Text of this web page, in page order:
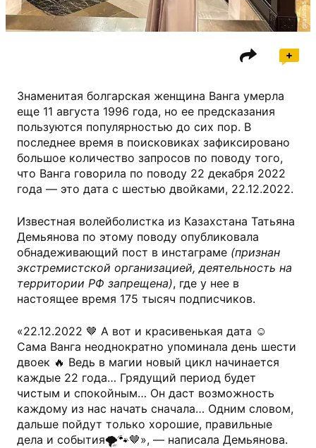
@tatarka5
Знаменитая болгарская женщина Ванга умерла
еще 11 августа 1996 года, но ее предсказания
пользуются популярностью до сих пор. В
последнее время в поисковиках зафиксировано
большое количество запросов по поводу того,
что Ванга говорила по поводу 22 декабря 2022
года — это дата с шестью двойками, 22.12.2022.
Известная волейболистка из Казахстана Татьяна
Демьянова по этому поводу опубликовала
обнадеживающий пост в инстаграме (признан
экстремистской организацией, деятельность на
территории РФ запрещена), где у нее в
настоящее время 175 тысяч подписчиков.
«22.12.2022 🤎 А вот и красивенькая дата ☺️
Сама Ванга неоднократно упоминала день шести
двоек 🔥 Ведь в магии новый цикл начинается
каждые 22 года… Грядущий период будет
чистым и спокойным… Он даст возможность
каждому из нас начать сначала… Одним словом,
дальше пойдут только хорошие, правильные
дела и события🌪️🐾🤎», — написала Демьянова.